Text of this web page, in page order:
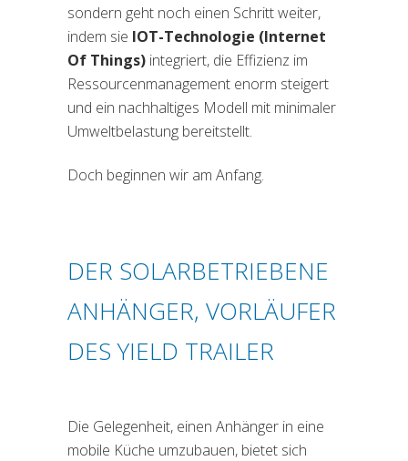
sondern geht noch einen Schritt weiter,
indem sie IOT-Technologie (Internet
Of Things) integriert, die Effizienz im
Ressourcenmanagement enorm steigert
und ein nachhaltiges Modell mit minimaler
Umweltbelastung bereitstellt.
Doch beginnen wir am Anfang.
DER SOLARBETRIEBENE
ANHÄNGER, VORLÄUFER
DES YIELD TRAILER
Die Gelegenheit, einen Anhänger in eine
mobile Küche umzubauen, bietet sich